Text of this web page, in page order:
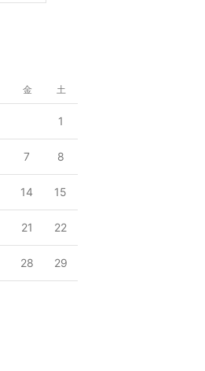
金 土
1
7 8
14 15
21 22
28 29